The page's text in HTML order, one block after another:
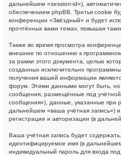
дальнейшем «session-id»),
обеспечением phpBB. Третья cookie
конференции «Звёздный» и будет
прочтённых вами темах, повышая
Также во время просмотра
внешние по отношению к
за рамки этого документа, целью
созданных исключительно
получения вашей информации
форум. Этими данными могут быть,
сообщения, размещённые под
сообщения»), данные, указанные при
дальнейшем «ваша учётная запись»)
регистрации и авторизации (в
Ваша учётная запись будет
идентифицируемое имя (в
индивидуальный пароль для входа